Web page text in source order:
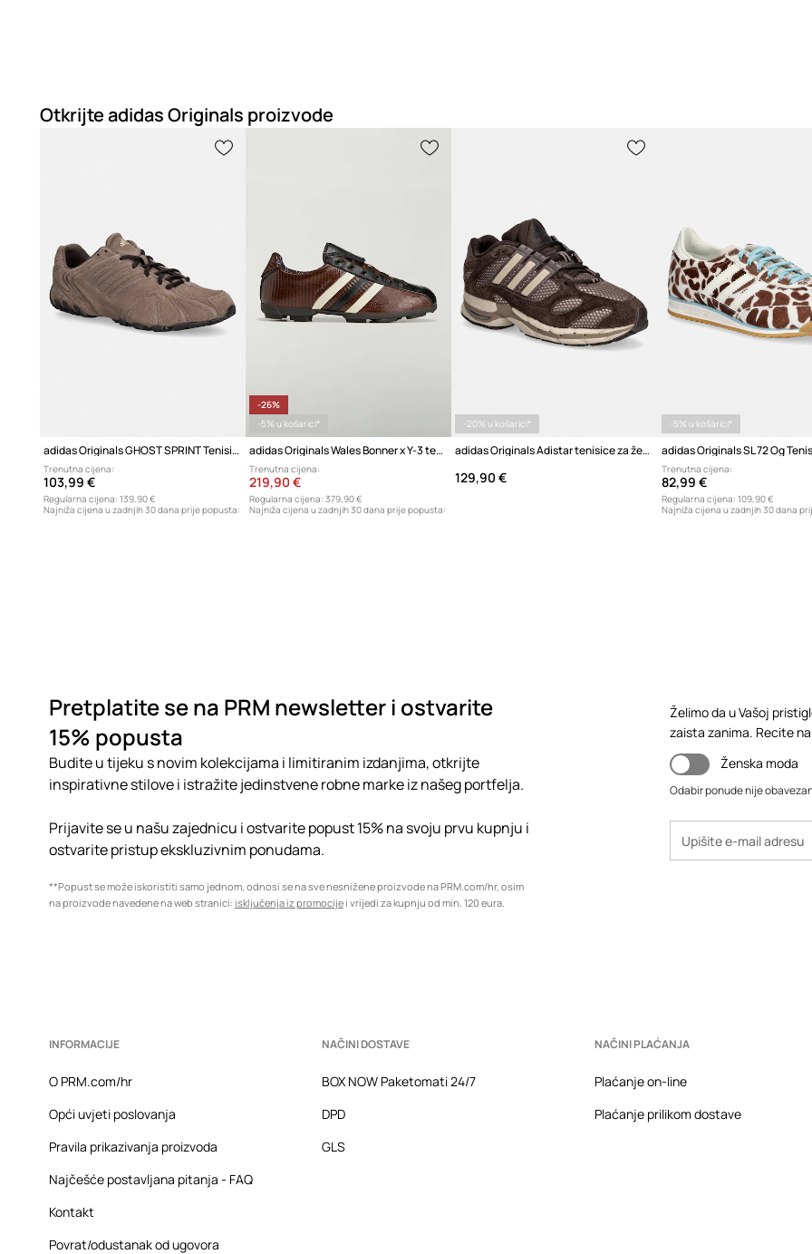
Otkrijte adidas Originals proizvode
adidas Originals GHOST SPRINT Tenisice za žene od brušene kože
Trenutna cijena:
103,99 €
Regularna cijena: 139,90 €
Najniža cijena u zadnjih 30 dana prije popusta:
-26%
-5% u košarici*
adidas Originals Wales Bonner x Y-3 tenisice za žene od kože
Trenutna cijena:
219,90 €
Regularna cijena: 379,90 €
Najniža cijena u zadnjih 30 dana prije popusta:
-20% u košarici*
adidas Originals Adistar tenisice za žene
129,90 €
-5% u košarici*
Trenutna cijena:
82,99 €
Regularna cijena: 109,90 €
Najniža cijena u zadnjih 30 dana
Pretplatite se na PRM newsletter i ostvarite
15% popusta
Budite u tijeku s novim kolekcijama i limitiranim izdanjima, otkrijte
inspirativne stilove i istražite jedinstvene robne marke iz našeg portfelja.
Prijavite se u našu zajednicu i ostvarite popust 15% na svoju prvu kupnju i
ostvarite pristup ekskluzivnim ponudama.
**Popust se može iskoristiti samo jednom, odnosi se na sve nesnižene proizvode na PRM.com/hr, osim
na proizvode navedene na web stranici: isključenja iz promocijei vrijedi za kupnju od min. 120 eura.
Želimo da u Vašoj
zaista zanima. Recite
Ženska moda
Odabir ponude nije
INFORMACIJE
O PRM.com/hr
Opći uvjeti poslovanja
Pravila prikazivanja proizvoda
Najčešće postavljana pitanja - FAQ
Kontakt
Povrat/odustanak od ugovora
NAČINI DOSTAVE
BOX NOW Paketomati 24/7
DPD
GLS
NAČINI PLAĆANJA
Plaćanje on-line
Plaćanje prilikom dostave